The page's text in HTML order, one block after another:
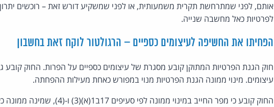
אותם, לפני שמתרחשת תקרית משמעותית, או לפני שמשקיע דורש זאת – רוכשים
לפרטיות כאל מחשבה שנייה.
הפחיתו את החשיפה לעיצומים כספיים – הרגולטור לוקח זאת בחשבון
חוק הגנת הפרטיות המתוקן קובע מסגרת של עיצומים כספיים על הפרות. החוק קובע
עיצומים. מינוי ממונה הגנת הפרטיות מנוי במפורש כאחת מעילות ההפחתה.
החוק קובע כי מפר החייב במינוי ממונה